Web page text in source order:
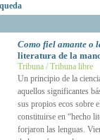
Como fiel amante o
literatura de la
Tribuna / Tribuna libre
Un principio de la
aquellos significantes
sus propios ecos sobre
constituirse en “hecho
forjaron las lenguas.